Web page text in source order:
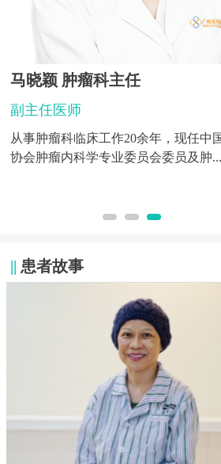
马晓颖 肿瘤科主任
副主任医师
从事肿瘤科临床工作20余年，现任中
协会肿瘤内科学专业委员会委员及肿...
|| 患者故事